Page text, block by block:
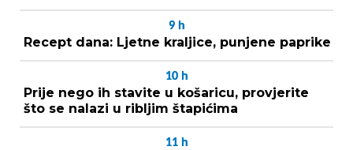
9 h
Recept dana: Ljetne kraljice, punjene paprike
10 h
Prije nego ih stavite u košaricu, provjerite
što se nalazi u ribljim štapićima
11 h